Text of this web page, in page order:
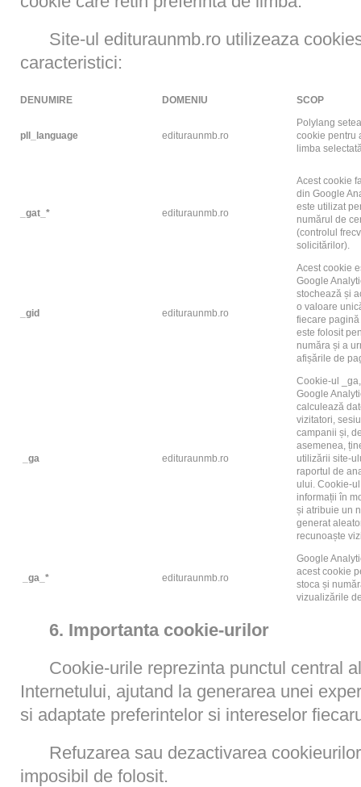
Site-ul edituraunmb.ro utilizeaza
caracteristici:
DENUMIRE DOMENIU SCOP
pll_language edituraunmb.ro
Polylang
cookie pentru
limba
_gat_* edituraunmb.ro
Acest cookie
din Google
este utilizat
numărul de
(controlul
solicitărilor).
_gid edituraunmb.ro
Acest cookie
Google
stochează și
o valoare
fiecare
este folosit
număra și a
afișările de
_ga edituraunmb.ro
Cookie-ul
Google
calculează
vizitatori,
campanii și,
asemenea,
utilizării site-
raportul de
ului. Cookie-
informații în
și atribuie un
generat
recunoaște
_ga_* edituraunmb.ro
Google
acest cookie
stoca și
vizualizările
6. Importanta cookie-urilor
Cookie-urile reprezinta punctul central
Internetului, ajutand la generarea unei
si adaptate preferintelor si intereselor
Refuzarea sau dezactivarea
imposibil de folosit.